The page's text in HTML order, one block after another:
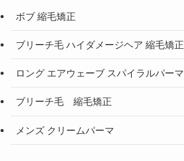
ボブ 縮毛矯正
ブリーチ毛 ハイダメージヘア 縮毛矯正
ロング エアウェーブ スパイラルパーマ
ブリーチ毛 縮毛矯正
メンズ クリームパーマ